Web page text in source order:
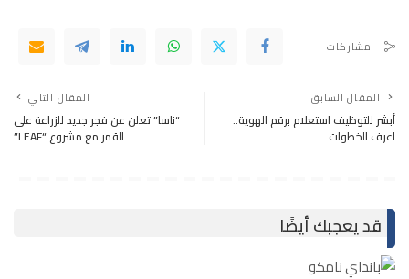
مشاركات
المقال السابق
أبشر للتوظيف استعلام برقم الهوية..
اعرف الخطوات
المقال التالي
“ناسا” تعلن عن فجر جديد للزراعة على
القمر مع مشروع “LEAF”
قد يعجبك أيضًا